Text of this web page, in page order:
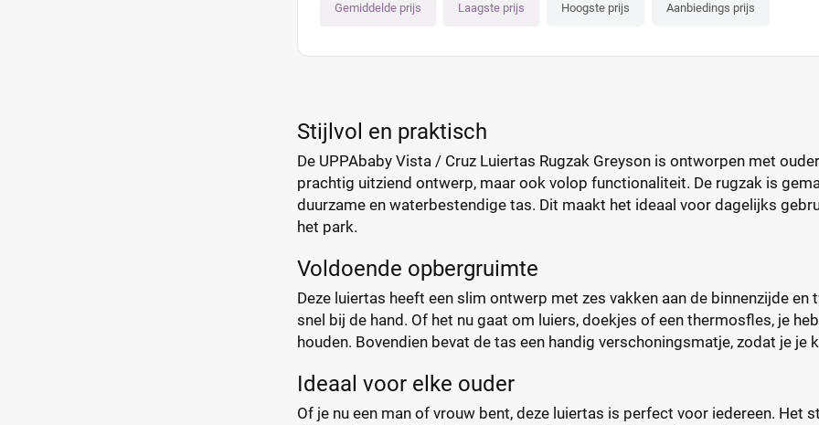
Gemiddelde prijs Laagste prijs Hoogste prijs Aanbiedings prijs
Stijlvol en praktisch
De UPPAbaby Vista / Cruz Luiertas Rugzak Greyson is ontworpen met
prachtig uitziend ontwerp, maar ook volop functionaliteit. De rugzak is
duurzame en waterbestendige tas. Dit maakt het ideaal voor dagelijks
het park.
Voldoende opbergruimte
Deze luiertas heeft een slim ontwerp met zes vakken aan de binnenzijde
snel bij de hand. Of het nu gaat om luiers, doekjes of een thermosfles, je
houden. Bovendien bevat de tas een handig verschoningsmatje, zodat je je
Ideaal voor elke ouder
Of je nu een man of vrouw bent, deze luiertas is perfect voor iedereen. Het